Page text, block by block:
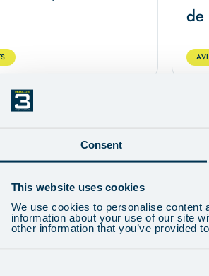
Consent
This website uses cookies
We use cookies to personalise content
information about your use of our site
other information that you’ve provided
de